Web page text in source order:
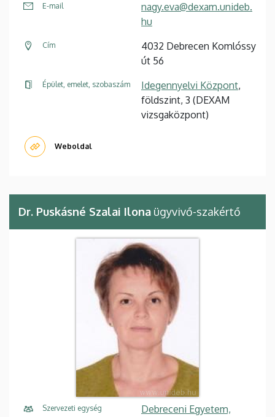
E-mail
nagy.eva@dexam.unideb.
hu
Cím
4032 Debrecen Komlóssy
út 56
Épület, emelet, szobaszám Idegennyelvi Központ,
földszint, 3 (DEXAM
vizsgaközpont)
Weboldal
Dr. Puskásné Szalai Ilona ügyvivő-szakértő
Szervezeti egység
Debreceni Egyetem,